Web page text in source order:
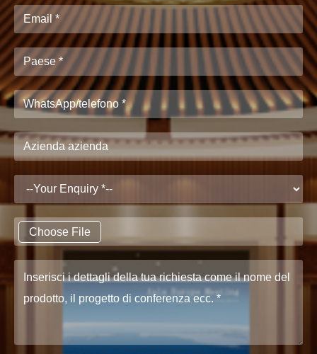
Choose File